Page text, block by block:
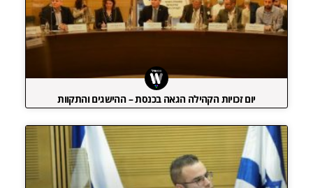
יום זכויות הקהילה הגאה בכנסת – ההישגים והתקוות